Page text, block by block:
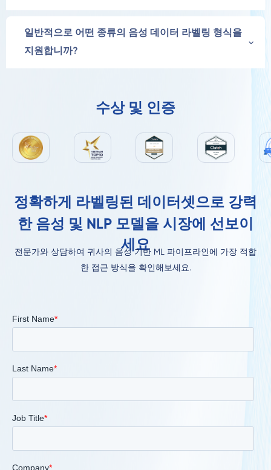
일반적으로 어떤 종류의 음성 데이터 라벨링 형식을
지원합니까?
수상 및 인증
정확하게 라벨링된 데이터셋으로 강력
한 음성 및 NLP 모델을 시장에 선보이
세요
전문가와 상담하여 귀사의 음성 기반 ML 파이프라인에 가장 적합
한 접근 방식을 확인해보세요.